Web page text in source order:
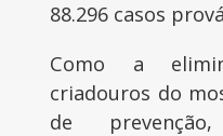
88.296 casos
Como a
criadouros do
de